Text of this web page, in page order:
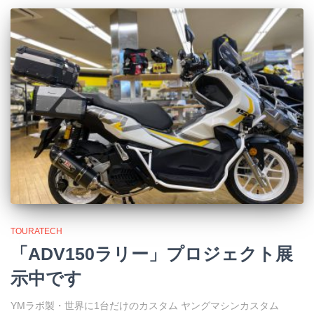
TOURATECH
「ADV150ラリー」プロジェクト展
示中です
YMラボ製・世界に1台だけのカスタム ヤングマシンカスタム